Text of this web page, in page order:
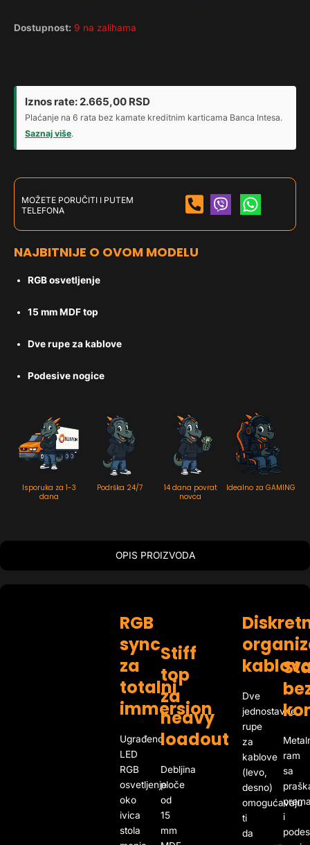
Hero
količina
Dostupnost: 9 na zalihama
Iznos rate:2.665,00 RSD
Plaćanje na 6 rata bez kamate kreditnim karticama Banca Intesa.
Saznaj više.
MOŽETE PORUČITI I PUTEM
TELEFONA
NAJBITNIJE O OVOM MODELU
RGB osvetljenje
15 mm MDF top
Dve rupe za kablove
Podesive nogice
Isporuka za 1-3
dana
Podrška 24/7
14 dana povrat
novca
Idealno za GAMING
OPIS PROIZVODA
RGB
sync
za
totalni
immersion
Ugrađeno
LED
RGB
osvetljenje
oko
ivica
stola
Stiff
top
za
heavy
loadout
Debljina
ploče
od
15
mm
Dve
jednostavne
rupe
za
kablove
(levo,
desno)
omogućavaju
ti
da
ram
sa
i